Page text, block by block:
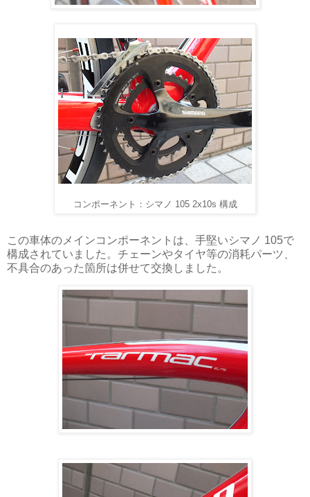
コンポーネント：シマノ 105 2x10s 構成
この車体のメインコンポーネントは、手堅いシマノ 105で
構成されていました。チェーンやタイヤ等の消耗パーツ、
不具合のあった箇所は併せて交換しました。